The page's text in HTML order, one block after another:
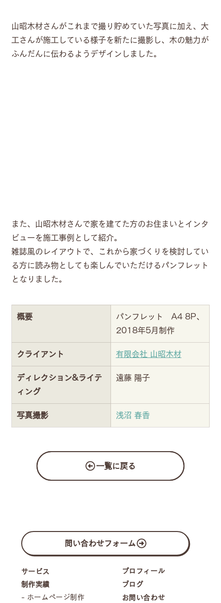
山昭木材さんがこれまで撮り貯めていた写真に加え、大
工さんが施工している様子を新たに撮影し、木の魅力が
ふんだんに伝わるようデザインしました。
また、山昭木材さんで家を建てた方のお住まいとインタ
ビューを施工事例として紹介。
雑誌風のレイアウトで、これから家づくりを検討してい
る方に読み物としても楽しんでいただけるパンフレット
となりました。
概要
パンフレット　A4 8P、
2018年5月制作
クライアント 有限会社 山昭木材
ディレクション&ライテ
ィング
遠藤 陽子
写真撮影 浅沼 春香
一覧に戻る
問い合わせフォーム
サービス
制作実績
- ホームページ制作
プロフィール
ブログ
お問い合わせ